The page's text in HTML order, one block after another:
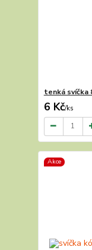
tenká svíčka
6 Kč/ks
Akce